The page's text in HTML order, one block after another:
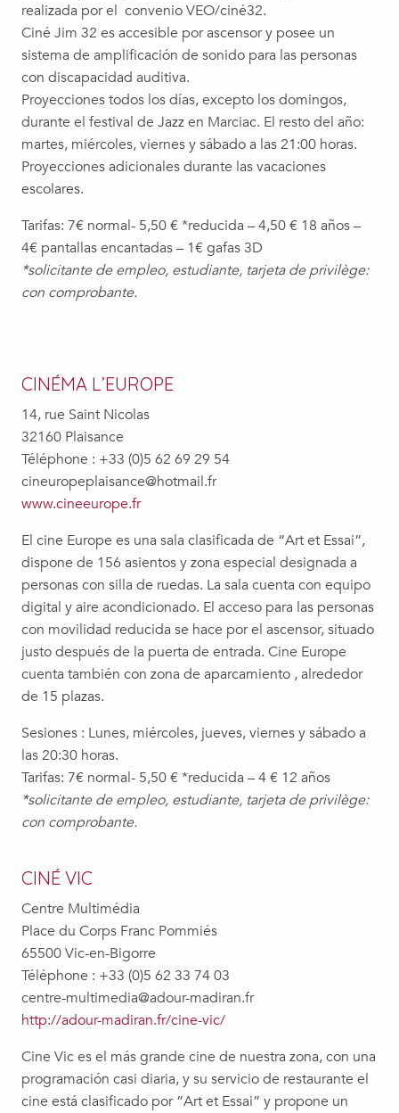
realizada por el convenio VEO/ciné32.
Ciné Jim 32 es accesible por ascensor y posee un
sistema de amplificación de sonido para las personas
con discapacidad auditiva.
Proyecciones todos los días, excepto los domingos,
durante el festival de Jazz en Marciac. El resto del año:
martes, miércoles, viernes y sábado a las 21:00 horas.
Proyecciones adicionales durante las vacaciones
escolares.
Tarifas: 7€ normal- 5,50 € *reducida – 4,50 € 18 años –
4€ pantallas encantadas – 1€ gafas 3D
*solicitante de empleo, estudiante, tarjeta de privilège:
con comprobante.
CINÉMA L’EUROPE
14, rue Saint Nicolas
32160 Plaisance
Téléphone : +33 (0)5 62 69 29 54
cineuropeplaisance@hotmail.fr
www.cineeurope.fr
El cine Europe es una sala clasificada de “Art et Essai”,
dispone de 156 asientos y zona especial designada a
personas con silla de ruedas. La sala cuenta con equipo
digital y aire acondicionado. El acceso para las personas
con movilidad reducida se hace por el ascensor, situado
justo después de la puerta de entrada. Cine Europe
cuenta también con zona de aparcamiento , alrededor
de 15 plazas.
Sesiones : Lunes, miércoles, jueves, viernes y sábado a
las20:30 horas.
Tarifas: 7€ normal- 5,50 € *reducida – 4 € 12 años
*solicitante de empleo, estudiante, tarjeta de privilège:
con comprobante.
CINÉ VIC
Centre Multimédia
Place du Corps Franc Pommiés
65500 Vic-en-Bigorre
Téléphone : +33 (0)5 62 33 74 03
centre-multimedia@adour-madiran.fr
http://adour-madiran.fr/cine-vic/
Cine Vic es el más grande cine de nuestra zona, con una
programación casi diaria, y su servicio de restaurante el
cine está clasificado por ”Art et Essai” y propone un